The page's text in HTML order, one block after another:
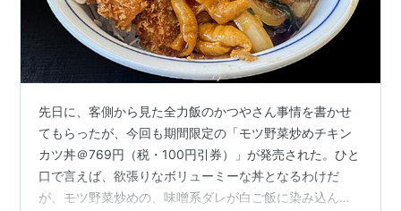
先日に、客側から見た全力飯のかつやさん事情を書かせ
てもらったが、今回も期間限定の「モツ野菜炒めチキン
カツ丼＠769円（税・100円引券）」が発売された。ひと
口で言えば、欲張りなボリューミーな丼となるわけだ
が、モツ野菜炒めの、味噌系ダレが白ご飯に染み込んで